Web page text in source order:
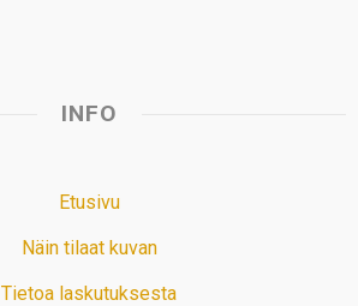
INFO
Etusivu
Näin tilaat kuvan
Tietoa laskutuksesta